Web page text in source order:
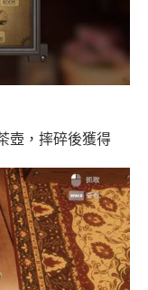
壺，摔碎後獲得